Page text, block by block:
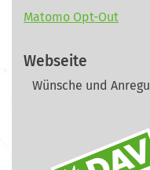
Matomo Opt-Out
Webseite
Wünsche und